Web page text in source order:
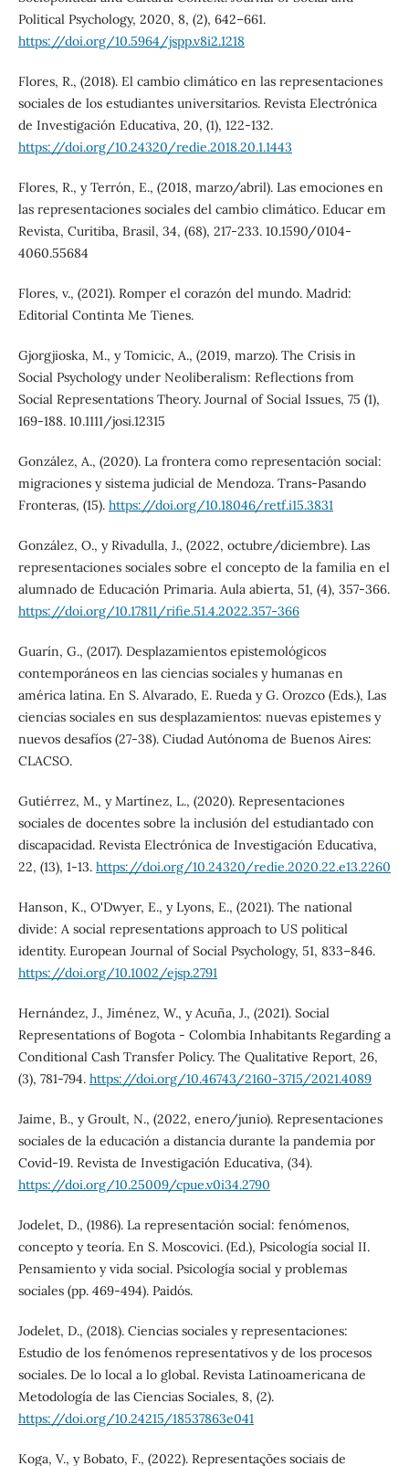
Political Psychology, 2020, 8, (2), 642–661.
https://doi.org/10.5964/jspp.v8i2.1218
Flores, R., (2018). El cambio climático en las representaciones
sociales de los estudiantes universitarios. Revista Electrónica
de Investigación Educativa, 20, (1), 122-132.
https://doi.org/10.24320/redie.2018.20.1.1443
Flores, R., y Terrón, E., (2018, marzo/abril). Las emociones en
las representaciones sociales del cambio climático. Educar em
Revista, Curitiba, Brasil, 34, (68), 217-233. 10.1590/0104-
4060.55684
Flores, v., (2021). Romper el corazón del mundo. Madrid:
Editorial Continta Me Tienes.
Gjorgjioska, M., y Tomicic, A., (2019, marzo). The Crisis in
Social Psychology under Neoliberalism: Reflections from
Social Representations Theory. Journal of Social Issues, 75 (1),
169-188. 10.1111/josi.12315
González, A., (2020). La frontera como representación social:
migraciones y sistema judicial de Mendoza. Trans-Pasando
Fronteras, (15). https://doi.org/10.18046/retf.i15.3831
González, O., y Rivadulla, J., (2022, octubre/diciembre). Las
representaciones sociales sobre el concepto de la familia en el
alumnado de Educación Primaria. Aula abierta, 51, (4), 357-366.
https://doi.org/10.17811/rifie.51.4.2022.357-366
Guarín, G., (2017). Desplazamientos epistemológicos
contemporáneos en las ciencias sociales y humanas en
américa latina. En S. Alvarado, E. Rueda y G. Orozco (Eds.), Las
ciencias sociales en sus desplazamientos: nuevas epistemes y
nuevos desafíos (27-38). Ciudad Autónoma de Buenos Aires:
CLACSO.
Gutiérrez, M., y Martínez, L., (2020). Representaciones
sociales de docentes sobre la inclusión del estudiantado con
discapacidad. Revista Electrónica de Investigación Educativa,
22, (13), 1-13. https://doi.org/10.24320/redie.2020.22.e13.2260
Hanson, K., O'Dwyer, E., y Lyons, E., (2021). The national
divide: A social representations approach to US political
identity. European Journal of Social Psychology, 51, 833–846.
https://doi.org/10.1002/ejsp.2791
Hernández, J., Jiménez, W., y Acuña, J., (2021). Social
Representations of Bogota - Colombia Inhabitants Regarding a
Conditional Cash Transfer Policy. The Qualitative Report, 26,
(3), 781-794. https://doi.org/10.46743/2160-3715/2021.4089
Jaime, B., y Groult, N., (2022, enero/junio). Representaciones
sociales de la educación a distancia durante la pandemia por
Covid-19. Revista de Investigación Educativa, (34).
https://doi.org/10.25009/cpue.v0i34.2790
Jodelet, D., (1986). La representación social: fenómenos,
concepto y teoría. En S. Moscovici. (Ed.), Psicología social II.
Pensamiento y vida social. Psicología social y problemas
sociales (pp. 469-494). Paidós.
Jodelet, D., (2018). Ciencias sociales y representaciones:
Estudio de los fenómenos representativos y de los procesos
sociales. De lo local a lo global. Revista Latinoamericana de
Metodología de las Ciencias Sociales, 8, (2).
https://doi.org/10.24215/18537863e041
Koga, V., y Bobato, F., (2022). Representações sociais de